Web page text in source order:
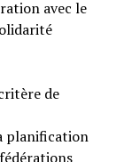
avec le
de
planification